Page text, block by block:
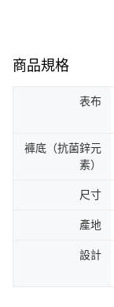
商品規格
表布
褲底（抗菌鋅元
素）
尺寸
產地
設計